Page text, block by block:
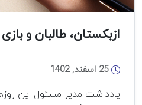
ازبکستان، طالبان و
25 اسفند, 1402
یادداشت مدیر مسئول این